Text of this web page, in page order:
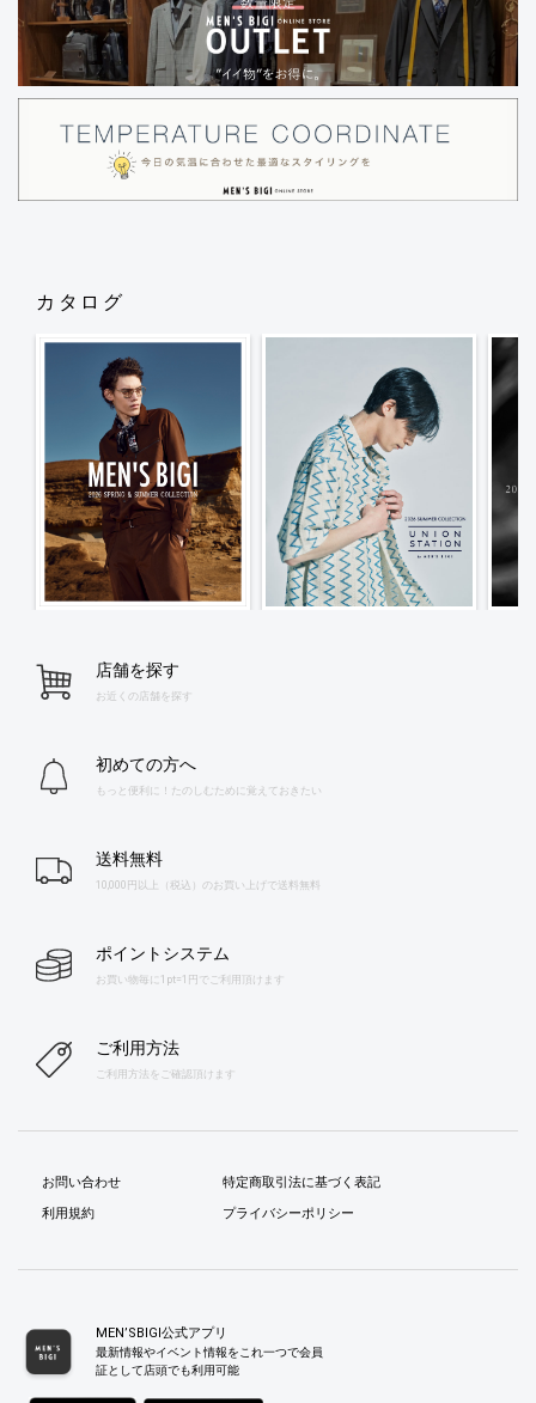
カタログ
店舗を探す
お近くの店舗を探す
初めての方へ
もっと便利に！たのしむために覚えておきたい
送料無料
10,000円以上（税込）のお買い上げで送料無料
ポイントシステム
お買い物毎に1pt=1円でご利用頂けます
ご利用方法
ご利用方法をご確認頂けます
お問い合わせ
利用規約
特定商取引法に基づく表記
プライバシーポリシー
MEN’SBIGI公式アプリ
最新情報やイベント情報をこれ一つで会員
証として店頭でも利用可能